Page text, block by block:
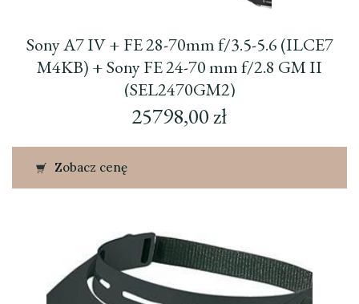
Sony A7 IV + FE 28-70mm f/3.5-5.6 (ILCE7
M4KB) + Sony FE 24-70 mm f/2.8 GM II
(SEL2470GM2)
25798,00zł
Zobacz cenę